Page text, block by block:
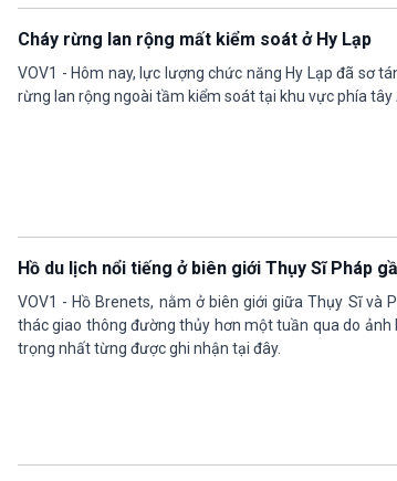
Cháy rừng lan rộng mất kiểm soát ở Hy Lạp
VOV1 - Hôm nay, lực lượng chức năng Hy Lạp đã sơ
rừng lan rộng ngoài tầm kiểm soát tại khu vực phía tây
Hồ du lịch nổi tiếng ở biên giới Thụy Sĩ Pháp
VOV1 - Hồ Brenets, nằm ở biên giới giữa Thụy Sĩ và
thác giao thông đường thủy hơn một tuần qua do
trọng nhất từng được ghi nhận tại đây.